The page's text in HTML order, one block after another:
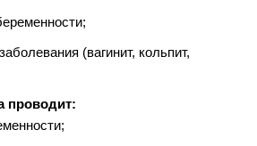
(вагинит, кольпит,
проводит: